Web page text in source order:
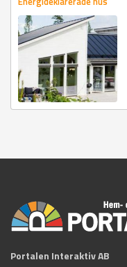
Portalen Interaktiv AB